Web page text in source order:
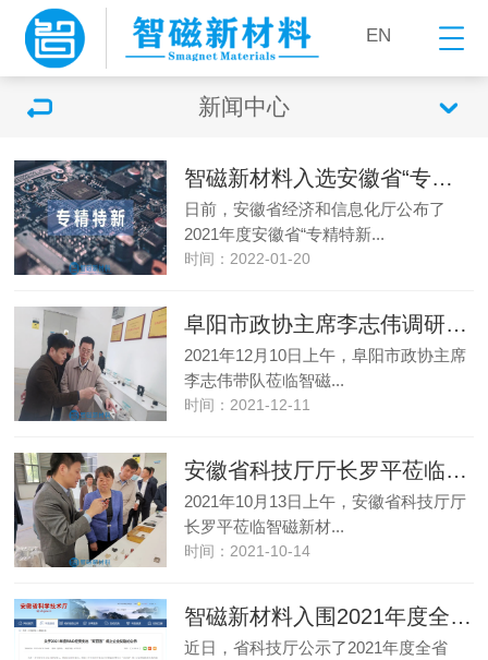
EN
新闻中心
智磁新材料入选安徽省“专精特新”企业
日前，安徽省经济和信息化厅公布了
2021年度安徽省“专精特新...
时间：2022-01-20
阜阳市政协主席李志伟调研智磁新材料
2021年12月10日上午，阜阳市政协主席
李志伟带队莅临智磁...
时间：2021-12-11
安徽省科技厅厅长罗平莅临智磁新材料调研
2021年10月13日上午，安徽省科技厅厅
长罗平莅临智磁新材...
时间：2021-10-14
智磁新材料入围2021年度全省R&D经费支出“双百强”规上企业榜单
近日，省科技厅公示了2021年度全省